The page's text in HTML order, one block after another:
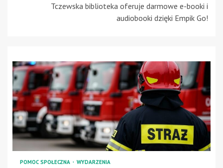
Tczewska biblioteka oferuje darmowe e-booki i
audiobooki dzięki Empik Go!
POMOC SPOŁECZNA WYDARZENIA